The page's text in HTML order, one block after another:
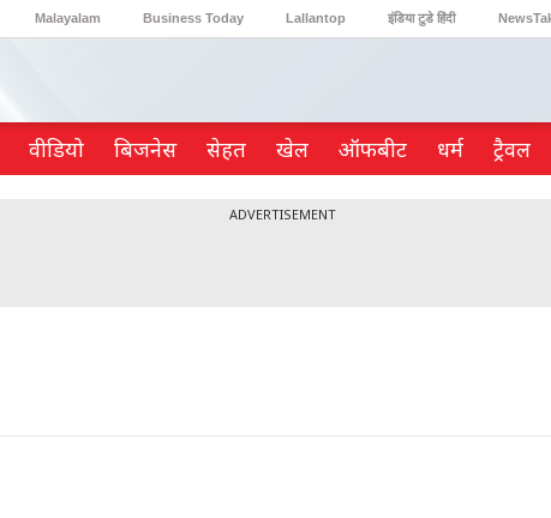
Malayalam Business Today Lallantop इंडिया टुडे हिंदी
वीडियो ब‍िजनेस सेहत खेल ऑफबीट धर्म ट्रैवल
ADVERTISEMENT